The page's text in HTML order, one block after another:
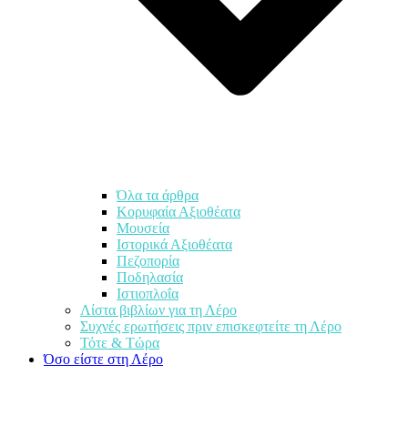
Όλα τα άρθρα
Κορυφαία Αξιοθέατα
Μουσεία
Ιστορικά Αξιοθέατα
Πεζοπορία
Ποδηλασία
Ιστιοπλοΐα
Λίστα βιβλίων για τη Λέρο
Συχνές ερωτήσεις πριν επισκεφτείτε τη Λέρο
Τότε & Τώρα
Όσο είστε στη Λέρο